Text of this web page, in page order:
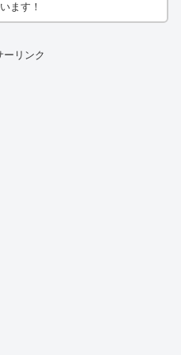
ます！
ーリンク